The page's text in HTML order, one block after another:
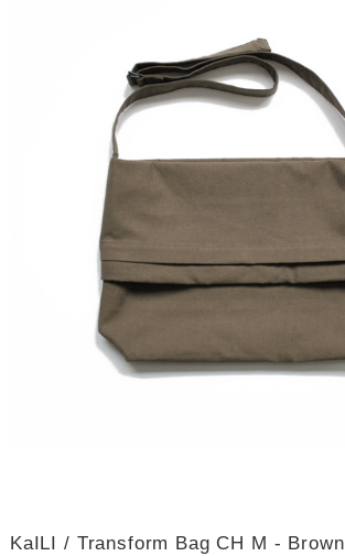
KaILI / Transform Bag CH M - Brown